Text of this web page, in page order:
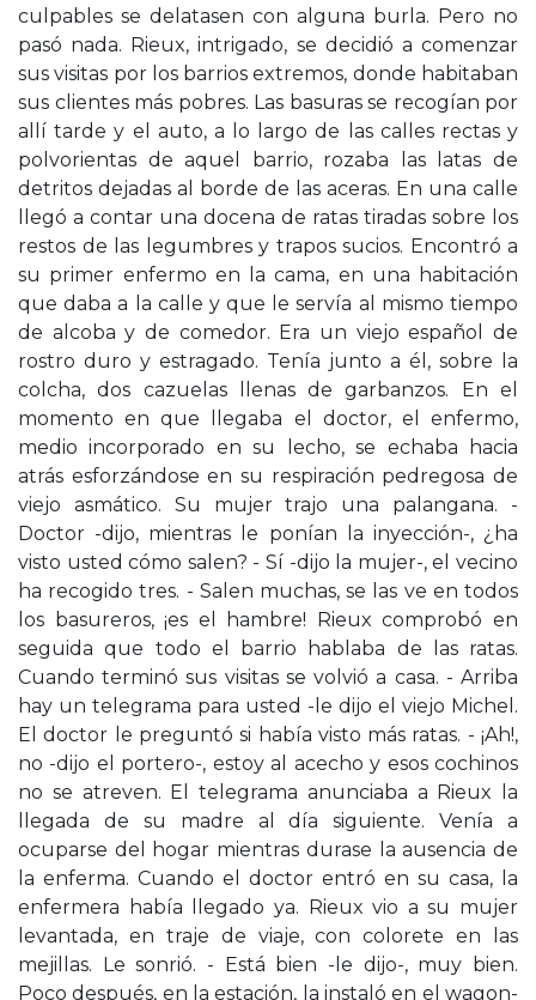
culpables se delatasen con alguna burla. Pero no
pasó nada. Rieux, intrigado, se decidió a comenzar
sus visitas por los barrios extremos, donde habitaban
sus clientes más pobres. Las basuras se recogían por
allí tarde y el auto, a lo largo de las calles rectas y
polvorientas de aquel barrio, rozaba las latas de
detritos dejadas al borde de las aceras. En una calle
llegó a contar una docena de ratas tiradas sobre los
restos de las legumbres y trapos sucios. Encontró a
su primer enfermo en la cama, en una habitación
que daba a la calle y que le servía al mismo tiempo
de alcoba y de comedor. Era un viejo español de
rostro duro y estragado. Tenía junto a él, sobre la
colcha, dos cazuelas llenas de garbanzos. En el
momento en que llegaba el doctor, el enfermo,
medio incorporado en su lecho, se echaba hacia
atrás esforzándose en su respiración pedregosa de
viejo asmático. Su mujer trajo una palangana. -
Doctor -dijo, mientras le ponían la inyección-, ¿ha
visto usted cómo salen? - Sí -dijo la mujer-, el vecino
ha recogido tres. - Salen muchas, se las ve en todos
los basureros, ¡es el hambre! Rieux comprobó en
seguida que todo el barrio hablaba de las ratas.
Cuando terminó sus visitas se volvió a casa. - Arriba
hay un telegrama para usted -le dijo el viejo Michel.
El doctor le preguntó si había visto más ratas. - ¡Ah!,
no -dijo el portero-, estoy al acecho y esos cochinos
no se atreven. El telegrama anunciaba a Rieux la
llegada de su madre al día siguiente. Venía a
ocuparse del hogar mientras durase la ausencia de
la enferma. Cuando el doctor entró en su casa, la
enfermera había llegado ya. Rieux vio a su mujer
levantada, en traje de viaje, con colorete en las
mejillas. Le sonrió. - Está bien -le dijo-, muy bien.
Poco después, en la estación, la instaló en el wagon-